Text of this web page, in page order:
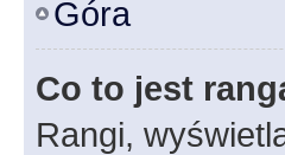
Góra
Co to jest
Rangi,